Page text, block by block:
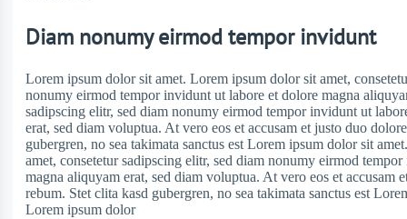
Diam nonumy eirmod tempor invidunt
Lorem ipsum dolor sit amet. Lorem ipsum dolor sit amet,
nonumy eirmod tempor invidunt ut labore et dolore magna
sadipscing elitr, sed diam nonumy eirmod tempor invidunt ut
erat, sed diam voluptua. At vero eos et accusam et justo duo
gubergren, no sea takimata sanctus est Lorem ipsum dolor sit
amet, consetetur sadipscing elitr, sed diam nonumy eirmod
magna aliquyam erat, sed diam voluptua. At vero eos et accusam
rebum. Stet clita kasd gubergren, no sea takimata sanctus est
Lorem ipsum dolor